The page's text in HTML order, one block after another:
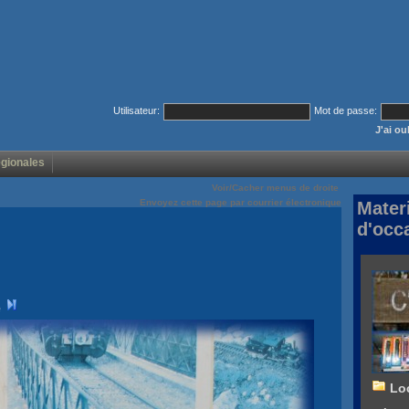
Utilisateur:
Mot de passe:
J'ai
Voir/Cacher menus de droite
Envoyez cette page par courrier électronique